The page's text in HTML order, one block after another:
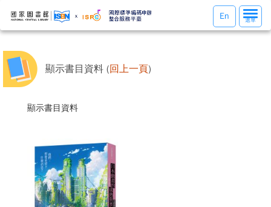
選
單
選單
En
顯示書目資料 (回上一頁)
顯示書目資料